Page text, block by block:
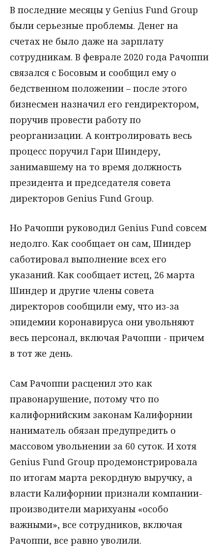
В последние месяцы у Genius Fund Group
были серьезные проблемы. Денег на
счетах не было даже на зарплату
сотрудникам. В феврале 2020 года Рачоппи
связался с Босовым и сообщил ему о
бедственном положении – после этого
бизнесмен назначил его гендиректором,
поручив провести работу по
реорганизации. А контролировать весь
процесс поручил Гари Шиндеру,
занимавшему на то время должность
президента и председателя совета
директоров Genius Fund Group.
Но Рачоппи руководил Genius Fund совсем
недолго. Как сообщает он сам, Шиндер
саботировал выполнение всех его
указаний. Как сообщает истец, 26 марта
Шиндер и другие члены совета
директоров сообщили ему, что из-за
эпидемии коронавируса они увольняют
весь персонал, включая Рачоппи - причем
в тот же день.
Сам Рачоппи расценил это как
правонарушение, потому что по
калифорнийским законам Калифорнии
наниматель обязан предупредить о
массовом увольнении за 60 суток. И хотя
Genius Fund Group продемонстрировала
по итогам марта рекордную выручку, а
власти Калифорнии признали компании-
производители марихуаны «особо
важными», все сотрудников, включая
Рачоппи, все равно уволили.